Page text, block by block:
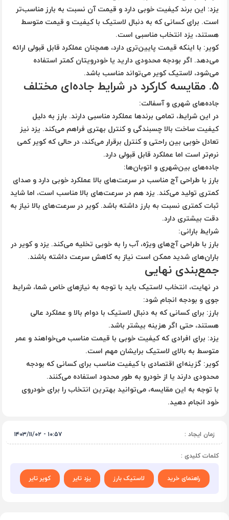
یزد: این برند کیفیت خوبی دارد و قیمت آن نسبت به بارز مناسب‌تر
است. برای کسانی که به دنبال لاستیک با کیفیت و قیمت متوسط
هستند، یزد انتخاب مناسبی است.
کویر: با اینکه قیمت پایین‌تری دارد، همچنان عملکرد قابل قبولی ارائه
می‌دهد. اگر بودجه محدودی دارید یا خودرویتان کمتر استفاده
می‌شود، لاستیک کویر می‌تواند مناسب باشد.
5. مقایسه کارکرد در شرایط جاده‌ای مختلف
جاده‌های شهری و آسفالت:
در این شرایط، تمامی برندها عملکرد مناسبی دارند. بارز به دلیل
کیفیت ساخت بالا چسبندگی و کنترل بهتری فراهم می‌کند. یزد نیز
تعادل خوبی بین راحتی و کنترل برقرار می‌کند، در حالی که کویر کمی
نرم‌تر است اما عملکرد قابل قبولی دارد.
جاده‌های بین‌شهری و اتوبان‌ها:
بارز با طراحی آج مناسب در سرعت‌های بالا عملکرد خوبی دارد و صدای
کمتری تولید می‌کند. یزد هم در سرعت‌های بالا مناسب است، اما شاید
ثبات کمتری نسبت به بارز داشته باشد. کویر در سرعت‌های بالا نیاز به
دقت بیشتری دارد.
شرایط بارانی:
بارز با طراحی آج‌های ویژه، آب را به خوبی تخلیه می‌کند. یزد و کویر در
باران‌های شدید ممکن است نیاز به کاهش سرعت داشته باشند.
جمع‌بندی نهایی
در نهایت، انتخاب لاستیک باید با توجه به نیازهای خاص شما، شرایط
جوی و بودجه انجام شود:
بارز: برای کسانی که به دنبال لاستیک با دوام بالا و عملکرد عالی
هستند، حتی اگر هزینه بیشتر باشد.
یزد: برای افرادی که کیفیت خوبی با قیمت مناسب می‌خواهند و عمر
متوسط به بالای لاستیک برایشان مهم است.
کویر: گزینه‌ای اقتصادی با کیفیت مناسب برای کسانی که بودجه
محدودی دارند یا از خودرو به طور محدود استفاده می‌کنند.
با توجه به این مقایسه، می‌توانید بهترین انتخاب را برای خودروی
خود انجام دهید.
زمان ایجاد :
۱۰:۵۷ - ۱۴۰۳/۱۱/۰۲
کلمات کلیدی :
راهنمای خرید لاستیک بارز یزد تایر کویر تایر